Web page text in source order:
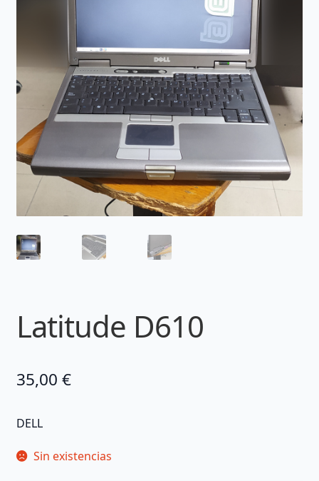
Latitude D610
35,00 €
DELL
Sin existencias